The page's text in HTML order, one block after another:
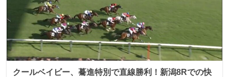
クールベイビー、驀進特別で直線勝利！新潟8Rでの快